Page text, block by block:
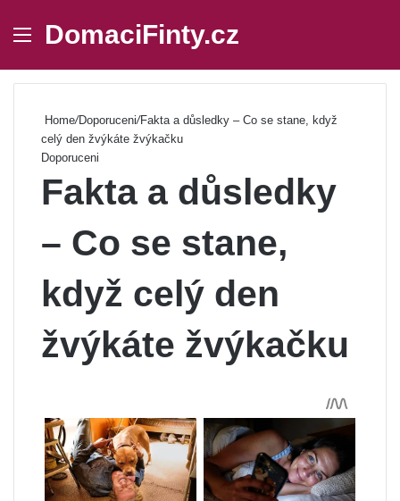
Menu
DomaciFinty.cz
Home/Doporuceni/Fakta a důsledky – Co se stane, když
celý den žvýkáte žvýkačku
Doporuceni
Fakta a důsledky
– Co se stane,
když celý den
žvýkáte žvýkačku